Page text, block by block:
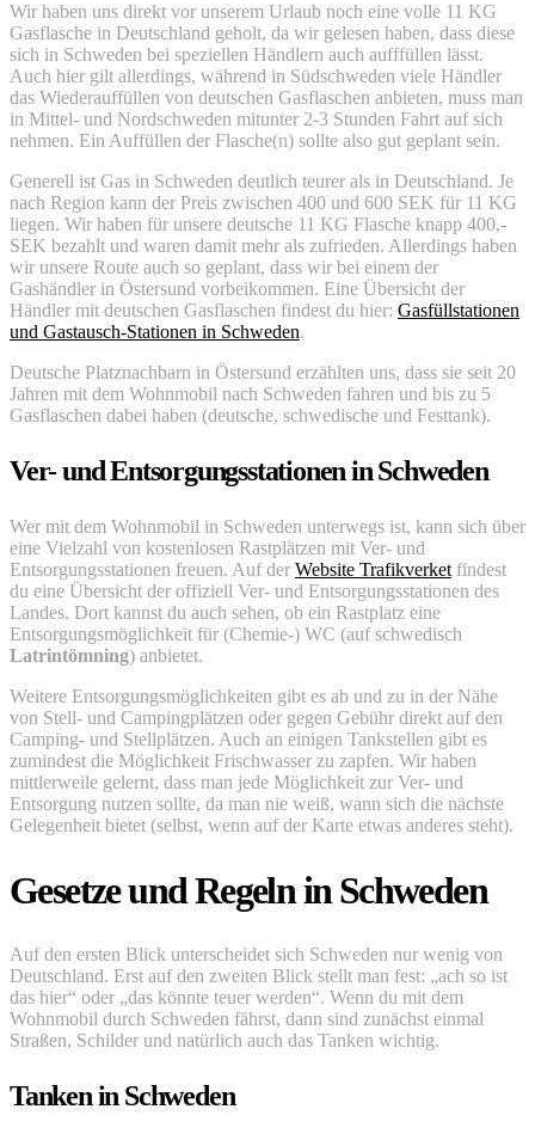
Wir haben uns direkt vor unserem Urlaub noch eine volle 11 KG
Gasflasche in Deutschland geholt, da wir gelesen haben, dass diese
sich in Schweden bei speziellen Händlern auch aufffüllen lässt.
Auch hier gilt allerdings, während in Südschweden viele Händler
das Wiederauffüllen von deutschen Gasflaschen anbieten, muss man
in Mittel- und Nordschweden mitunter 2-3 Stunden Fahrt auf sich
nehmen. Ein Auffüllen der Flasche(n) sollte also gut geplant sein.
Generell ist Gas in Schweden deutlich teurer als in Deutschland. Je
nach Region kann der Preis zwischen 400 und 600 SEK für 11 KG
liegen. Wir haben für unsere deutsche 11 KG Flasche knapp 400,-
SEK bezahlt und waren damit mehr als zufrieden. Allerdings haben
wir unsere Route auch so geplant, dass wir bei einem der
Gashändler in Östersund vorbeikommen. Eine Übersicht der
Händler mit deutschen Gasflaschen findest du hier: Gasfüllstationen
und Gastausch-Stationen in Schweden.
Deutsche Platznachbarn in Östersund erzählten uns, dass sie seit 20
Jahren mit dem Wohnmobil nach Schweden fahren und bis zu 5
Gasflaschen dabei haben (deutsche, schwedische und Festtank).
Ver- und Entsorgungsstationen in Schweden
Wer mit dem Wohnmobil in Schweden unterwegs ist, kann sich über
eine Vielzahl von kostenlosen Rastplätzen mit Ver- und
Entsorgungsstationen freuen. Auf der Website Trafikverket findest
du eine Übersicht der offiziell Ver- und Entsorgungsstationen des
Landes. Dort kannst du auch sehen, ob ein Rastplatz eine
Entsorgungsmöglichkeit für (Chemie-) WC (auf schwedisch
Latrintömning) anbietet.
Weitere Entsorgungsmöglichkeiten gibt es ab und zu in der Nähe
von Stell- und Campingplätzen oder gegen Gebühr direkt auf den
Camping- und Stellplätzen. Auch an einigen Tankstellen gibt es
zumindest die Möglichkeit Frischwasser zu zapfen. Wir haben
mittlerweile gelernt, dass man jede Möglichkeit zur Ver- und
Entsorgung nutzen sollte, da man nie weiß, wann sich die nächste
Gelegenheit bietet (selbst, wenn auf der Karte etwas anderes steht).
Gesetze und Regeln in Schweden
Auf den ersten Blick unterscheidet sich Schweden nur wenig von
Deutschland. Erst auf den zweiten Blick stellt man fest: „ach so ist
das hier“ oder „das könnte teuer werden“. Wenn du mit dem
Wohnmobil durch Schweden fährst, dann sind zunächst einmal
Straßen, Schilder und natürlich auch das Tanken wichtig.
Tanken in Schweden